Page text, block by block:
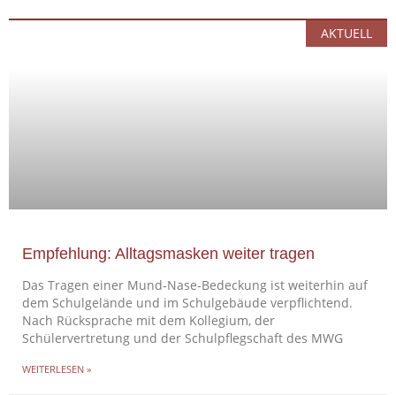
AKTUELL
Empfehlung: Alltagsmasken weiter tragen
Das Tragen einer Mund-Nase-Bedeckung ist weiterhin auf
dem Schulgelände und im Schulgebäude verpflichtend.
Nach Rücksprache mit dem Kollegium, der
Schülervertretung und der Schulpflegschaft des MWG
WEITERLESEN »